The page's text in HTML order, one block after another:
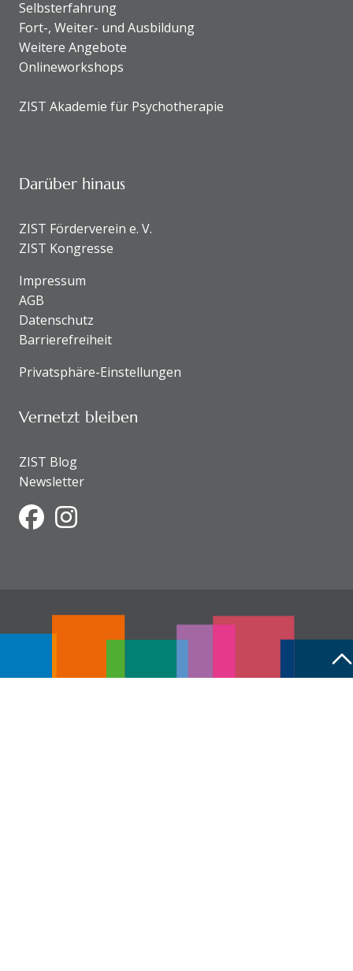
Selbsterfahrung
Fort-, Weiter- und Ausbildung
Weitere Angebote
Onlineworkshops
ZIST Akademie für Psychotherapie
Darüber hinaus
ZIST Förderverein e. V.
ZIST Kongresse
Impressum
AGB
Datenschutz
Barrierefreiheit
Privatsphäre-Einstellungen
Vernetzt bleiben
ZIST Blog
Newsletter
FacebookInstagram